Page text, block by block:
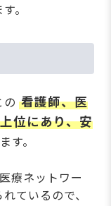
。
の 看護師、医
位にあり、安
す。
療ネットワー
ているので、